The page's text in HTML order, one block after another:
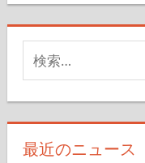
ー
送
り
索
対
象:
最近のニュース